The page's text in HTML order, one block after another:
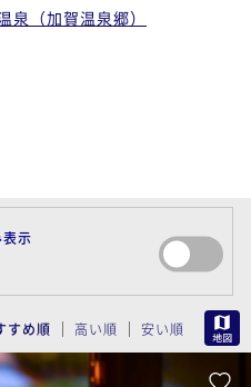
泉（加賀温泉郷）
示
すめ順 高い順 安い順